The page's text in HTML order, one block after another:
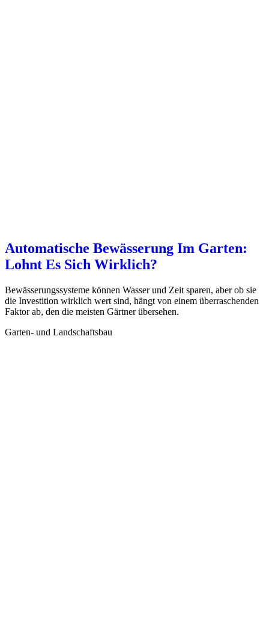
Automatische Bewässerung Im Garten:
Lohnt Es Sich Wirklich?
Bewässerungssysteme können Wasser und Zeit sparen, aber ob sie
die Investition wirklich wert sind, hängt von einem überraschenden
Faktor ab, den die meisten Gärtner übersehen.
Garten- und Landschaftsbau